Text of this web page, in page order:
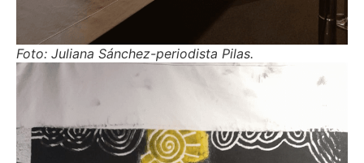
Foto: Juliana Sánchez-periodista Pilas.